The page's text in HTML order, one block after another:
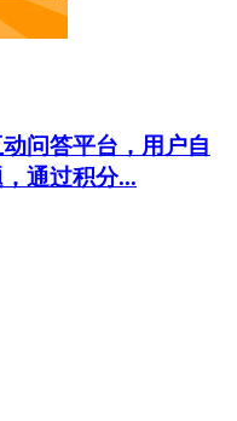
问答平台，用户自
通过积分...